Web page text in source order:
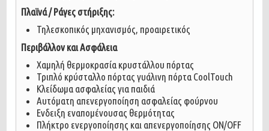
Πλαϊνά / Ράγες στήριξης:
Τηλεσκοπικός μηχανισμός, προαιρετικός
Περιβάλλον και Ασφάλεια
Χαμηλή θερμοκρασία κρυστάλλου πόρτας
Τριπλό κρύσταλλο πόρτας γυάλινη πόρτα CoolTouch
Κλείδωμα ασφαλείας για παιδιά
Αυτόματη απενεργοποίηση ασφαλείας φούρνου
Ενδειξη εναπομένουσας θερμότητας
Πλήκτρο ενεργοποίησης και απενεργοποίησης ON/OFF